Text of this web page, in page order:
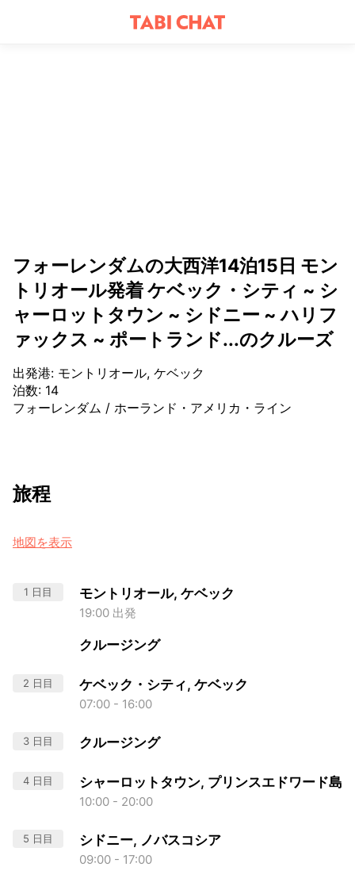
フォーレンダムの大西洋14泊15日 モン
トリオール発着 ケベック・シティ ~ シ
ャーロットタウン ~ シドニー ~ ハリフ
ァックス ~ ポートランド...のクルーズ
出発港: モントリオール, ケベック
泊数: 14
フォーレンダム / ホーランド・アメリカ・ライン
旅程
地図を表示
1 日目 モントリオール, ケベック
19:00 出発
クルージング
2 日目 ケベック・シティ, ケベック
07:00 - 16:00
3 日目 クルージング
4 日目 シャーロットタウン, プリンスエドワード島
10:00 - 20:00
5 日目 シドニー, ノバスコシア
09:00 - 17:00